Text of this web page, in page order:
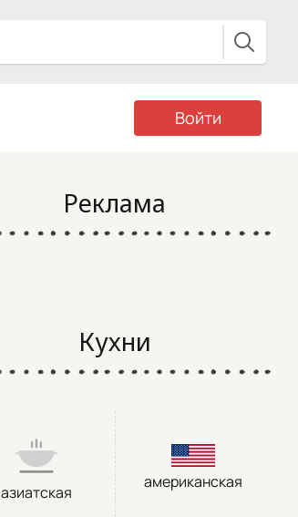
Войти
Реклама
Кухни
азиатская
американская